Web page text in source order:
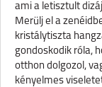
ami a letisztult
Merülj el a
kristálytiszta
gondoskodik róla,
otthon dolgozol,
kényelmes